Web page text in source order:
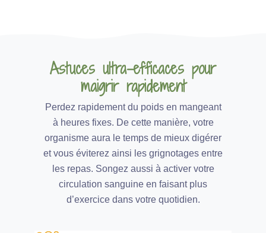
Astuces ultra-efficaces pour
maigrir rapidement
Perdez rapidement du poids en mangeant
à heures fixes. De cette manière, votre
organisme aura le temps de mieux digérer
et vous éviterez ainsi les grignotages entre
les repas. Songez aussi à activer votre
circulation sanguine en faisant plus
d’exercice dans votre quotidien.